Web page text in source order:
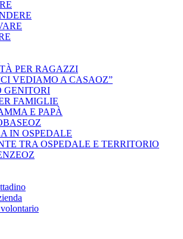
PER RAGAZZI
VEDIAMO A CASAOZ”
GENITORI
FAMIGLIE
E PAPÀ
IN OSPEDALE
TRA OSPEDALE E TERRITORIO